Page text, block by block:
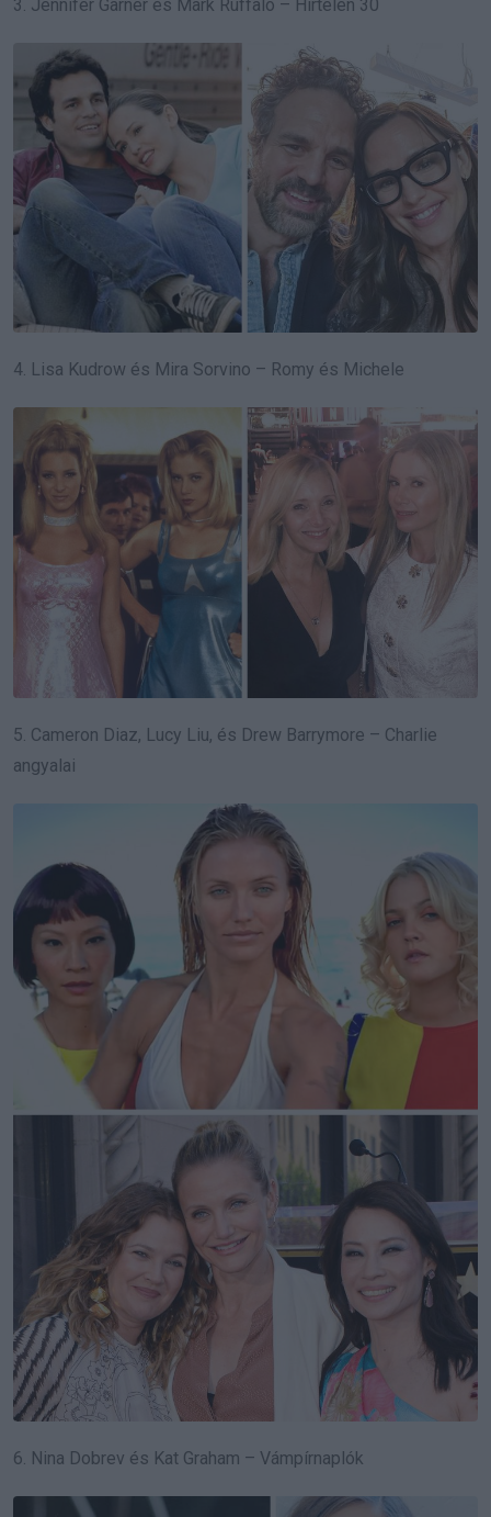
3. Jennifer Garner és Mark Ruffalo – Hirtelen 30
4. Lisa Kudrow és Mira Sorvino – Romy és Michele
5. Cameron Diaz, Lucy Liu, és Drew Barrymore – Charlie
angyalai
6. Nina Dobrev és Kat Graham – Vámpírnaplók